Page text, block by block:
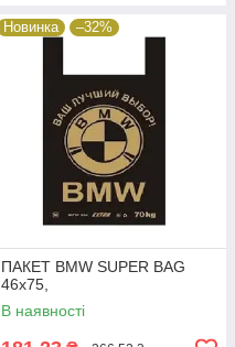
Новинка –32%
ПАКЕТ ВМW SUPER BAG
46х75,
В наявності